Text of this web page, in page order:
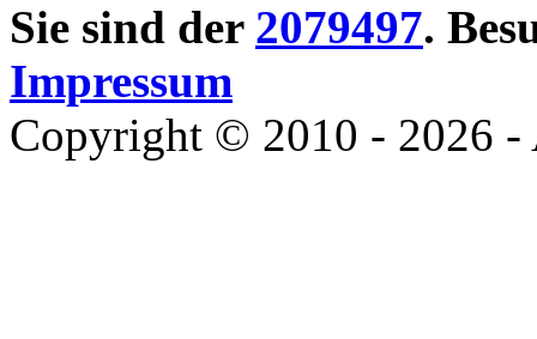
Sie sind der 2079497.
Impressum
Copyright © 2010 - 2026 -